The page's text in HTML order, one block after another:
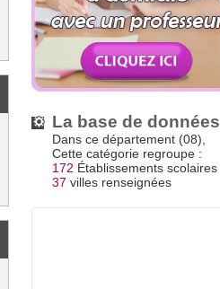
La base de données
Dans ce département (08),
Cette catégorie regroupe :
172 Établissements scolaires
37 villes renseignées